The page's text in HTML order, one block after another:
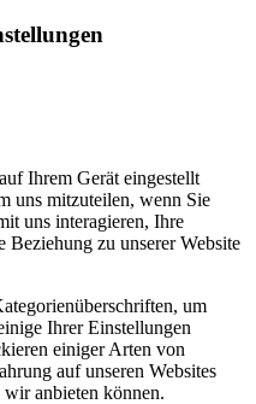
Ihrem Gerät eingestellt
uns mitzuteilen, wenn Sie
uns interagieren, Ihre
Beziehung zu unserer Website
um
Ihrer Einstellungen
einiger Arten von
auf unseren Websites
anbieten können.